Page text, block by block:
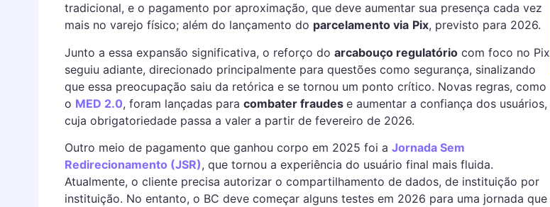
tradicional, e o pagamento por aproximação, que deve aumentar sua presença cada vez
mais no varejo físico; além do lançamento do parcelamento via Pix, previsto para 2026.
Junto a essa expansão significativa, o reforço do arcabouço regulatóriocom foco no Pix
seguiu adiante, direcionado principalmente para questões como segurança, sinalizando
que essa preocupação saiu da retórica e se tornou um ponto crítico. Novas regras, como
o MED 2.0, foram lançadas para combater fraudes e aumentar a confiança dos usuários,
cuja obrigatoriedade passa a valer a partir de fevereiro de 2026.
Outro meio de pagamento que ganhou corpo em 2025 foi a Jornada Sem
Redirecionamento (JSR), que tornou a experiência do usuário final mais fluida.
Atualmente, o cliente precisa autorizar o compartilhamento de dados, de instituição por
instituição. No entanto, o BC deve começar alguns testes em 2026 para uma jornada que